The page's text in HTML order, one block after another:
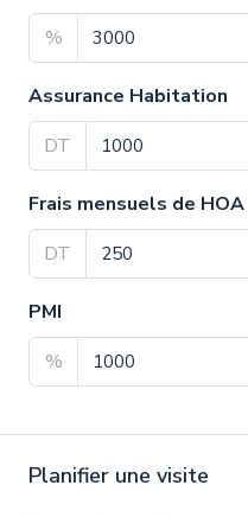
%
Assurance Habitation
DT
Frais mensuels de HOA
DT
PMI
%
Planifier une visite